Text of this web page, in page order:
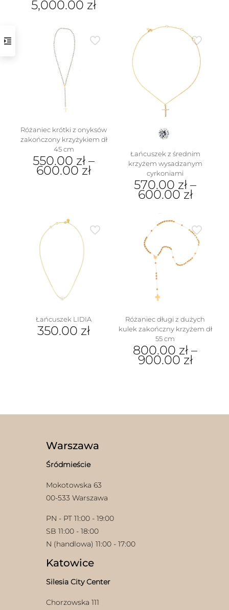
5,000.00 zł
produkt
ma
wiele
wariantów.
Opcje
można
wybrać
na
stronie
produktu
Różaniec krótki z onyksów
zakończony krzyżykiem dł
45 cm
550.00 zł –
600.00 zł
wariantów.
Opcje
można
stronie
produktu
Łańcuszek z średnim
krzyżem wysadzanym
cyrkoniami
570.00 zł –
600.00zł
wariantów.
Opcje
można
Łańcuszek LIDIA
350.00 zł
Różaniec długi z dużych
kulek zakończny krzyżem dł
55 cm
800.00 zł –
900.00 zł
Warszawa
Śródmieście
Mokotowska 63
00-533 Warszawa
PN - PT 11:00 - 19:00
SB 11:00 - 18:00
N (handlowa) 11:00 - 17:00
Katowice
Silesia City Center
Chorzowska 111